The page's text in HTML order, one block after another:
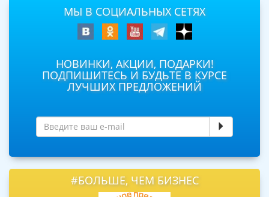
МЫ В СОЦИАЛЬНЫХ СЕТЯХ
НОВИНКИ, АКЦИИ, ПОДАРКИ!
ПОДПИШИТЕСЬ И БУДЬТЕ В КУРСЕ
ЛУЧШИХ ПРЕДЛОЖЕНИЙ
#БОЛЬШЕ, ЧЕМ БИЗНЕС